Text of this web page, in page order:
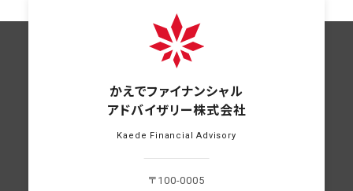
かえでファイナンシャル
アドバイザリー株式会社
Kaede Financial Advisory
〒100-0005